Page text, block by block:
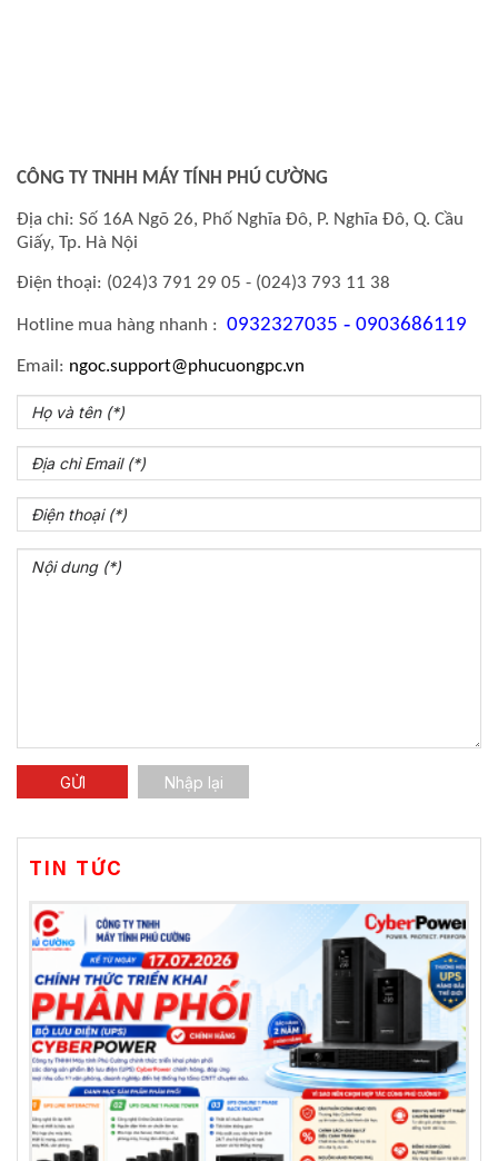
CÔNG TY TNHH MÁY TÍNH PHÚ CƯỜNG
Địa chỉ: Số 16A Ngõ 26, Phố Nghĩa Đô, P. Nghĩa Đô, Q. Cầu
Giấy, Tp. Hà Nội
Điện thoại: (024)3 791 29 05 - (024)3 793 11 38
Hotline mua hàng nhanh : 0932327035 - 0903686119
Email: ngoc.support@phucuongpc.vn
TIN TỨC